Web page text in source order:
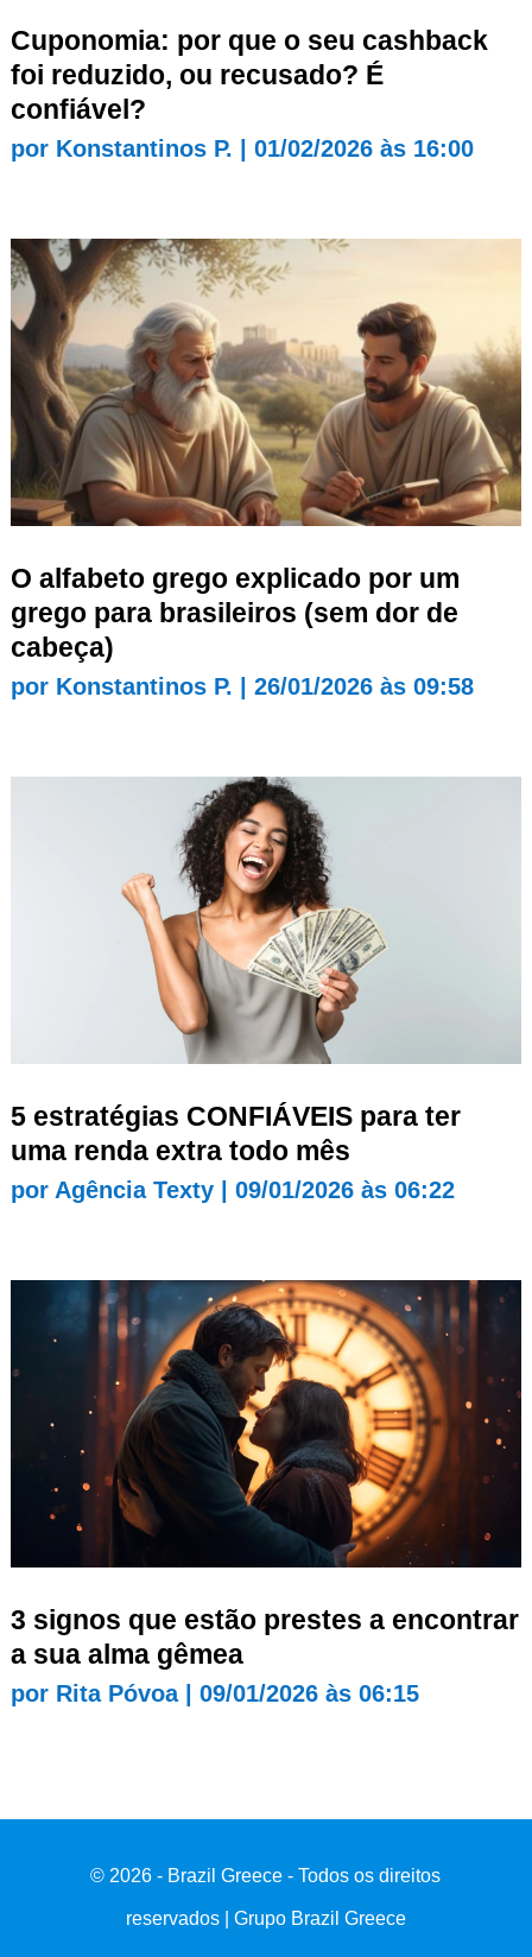
Cuponomia: por que o seu cashback
foi reduzido, ou recusado? É
confiável?
por Konstantinos P. 01/02/2026 às 16:00
O alfabeto grego explicado por um
grego para brasileiros (sem dor de
cabeça)
por Konstantinos P. 26/01/2026 às 09:58
5 estratégias CONFIÁVEIS para ter
uma renda extra todo mês
por Agência Texty| 09/01/2026 às 06:22
3 signos que estão prestes a encontrar
a sua alma gêmea
por Rita Póvoa| 09/01/2026 às 06:15
© 2026 - Brazil Greece - Todos os direitos
reservados | Grupo Brazil Greece